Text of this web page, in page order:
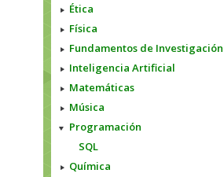
Ética
Física
Fundamentos de Investigación
Inteligencia Artificial
Matemáticas
Música
Programación
SQL
Química